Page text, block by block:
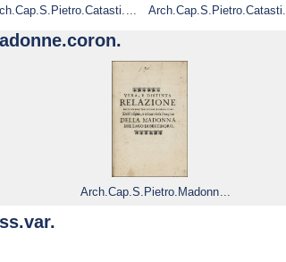
Arch.Cap.S.Pietro.Catasti.
Arch.Cap.S.Pietro.Madonn